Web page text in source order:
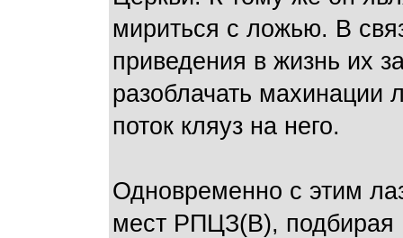
мириться с ложью. В
приведения в жизнь их
разоблачать махинации
поток кляуз на него.
Одновременно с этим
мест РПЦЗ(В), подбирая